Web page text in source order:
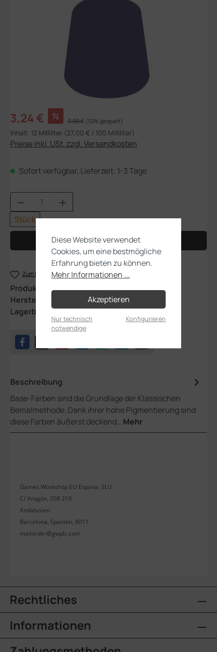
Verkaufspreis:
3,24 € % Regulärer Preis:
3,60 € (10% gespart)
Inhalt: 12 Milliliter (27,00 € / 100 Milliliter)
Preise inkl. USt. zzgl. Versandkosten
Sofort verfügbar, Lieferzeit: 1-3 Tage
Produkt Anzahl: Gib den gewünschten
Stück
In den Warenkorb
Zum Merkzettel hinzufügen
Produktnummer:21-06
Hersteller:
Games Workshop
Lagerbestand:1
Beschreibung
Base-Farben sind die Grundlage der Klassischen
Bemalmethode. Dank ihrer hohe Pigmentierung sind
diese Farben äußerst deckend… Mehr
Games Workshop EU Espana, SLU
C/ Aragón, 208 210
Andalusien
Barcelona, Spanien, 8011
mailorder@gwplc.com
Rechtliches
Informationen
Diese Website verwendet
Cookies, um eine bestmögliche
Erfahrung bieten zu können.
Mehr Informationen ...
Akzeptieren
Nur technisch
notwendige
Konfigurieren